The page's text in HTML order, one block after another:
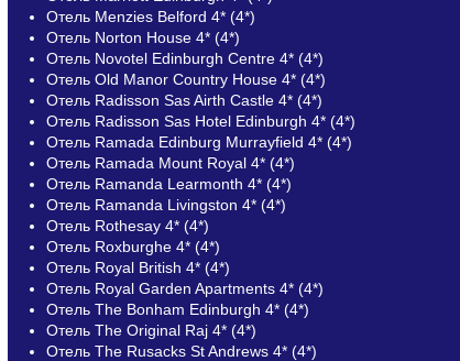
Отель Menzies Belford 4* (4*)
Отель Norton House 4* (4*)
Отель Novotel Edinburgh Centre 4* (4*)
Отель Old Manor Country House 4* (4*)
Отель Radisson Sas Airth Castle 4* (4*)
Отель Radisson Sas Hotel Edinburgh 4* (4*)
Отель Ramada Edinburg Murrayfield 4* (4*)
Отель Ramada Mount Royal 4* (4*)
Отель Ramanda Learmonth 4* (4*)
Отель Ramanda Livingston 4* (4*)
Отель Rothesay 4* (4*)
Отель Roxburghe 4* (4*)
Отель Royal British 4* (4*)
Отель Royal Garden Apartments 4* (4*)
Отель The Bonham Edinburgh 4* (4*)
Отель The Original Raj 4* (4*)
Отель The Rusacks St Andrews 4* (4*)